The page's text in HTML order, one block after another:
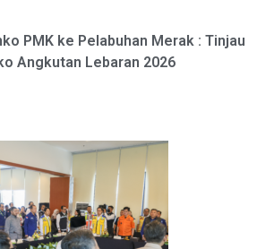
PMK ke Pelabuhan Merak : Tinjau
Angkutan Lebaran 2026